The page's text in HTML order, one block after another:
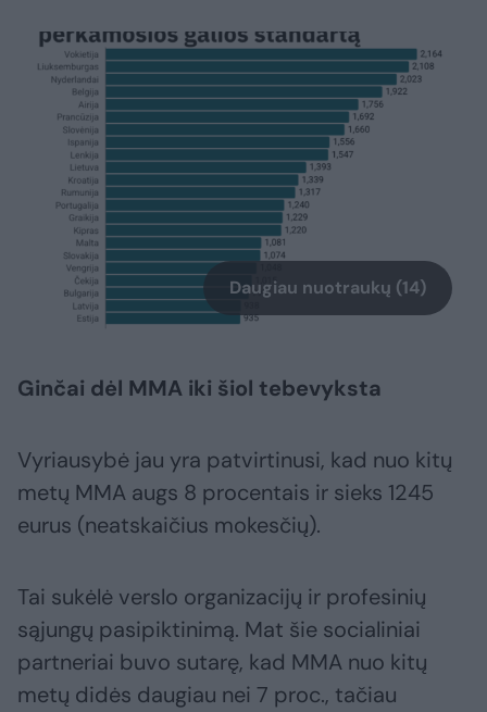
Daugiau nuotraukų (14)
Ginčai dėl MMA iki šiol tebevyksta
Vyriausybė jau yra patvirtinusi, kad nuo kitų
metų MMA augs 8 procentais ir sieks 1245
eurus (neatskaičius mokesčių).
Tai sukėlė verslo organizacijų ir profesinių
sąjungų pasipiktinimą. Mat šie socialiniai
partneriai buvo sutarę, kad MMA nuo kitų
metų didės daugiau nei 7 proc., tačiau